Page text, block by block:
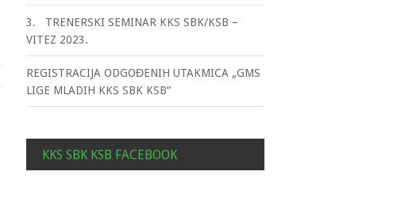
3. TRENERSKI SEMINAR KKS SBK/KSB –
VITEZ 2023.
REGISTRACIJA ODGOĐENIH UTAKMICA „GMS
LIGE MLADIH KKS SBK KSB“
KKS SBK KSB FACEBOOK